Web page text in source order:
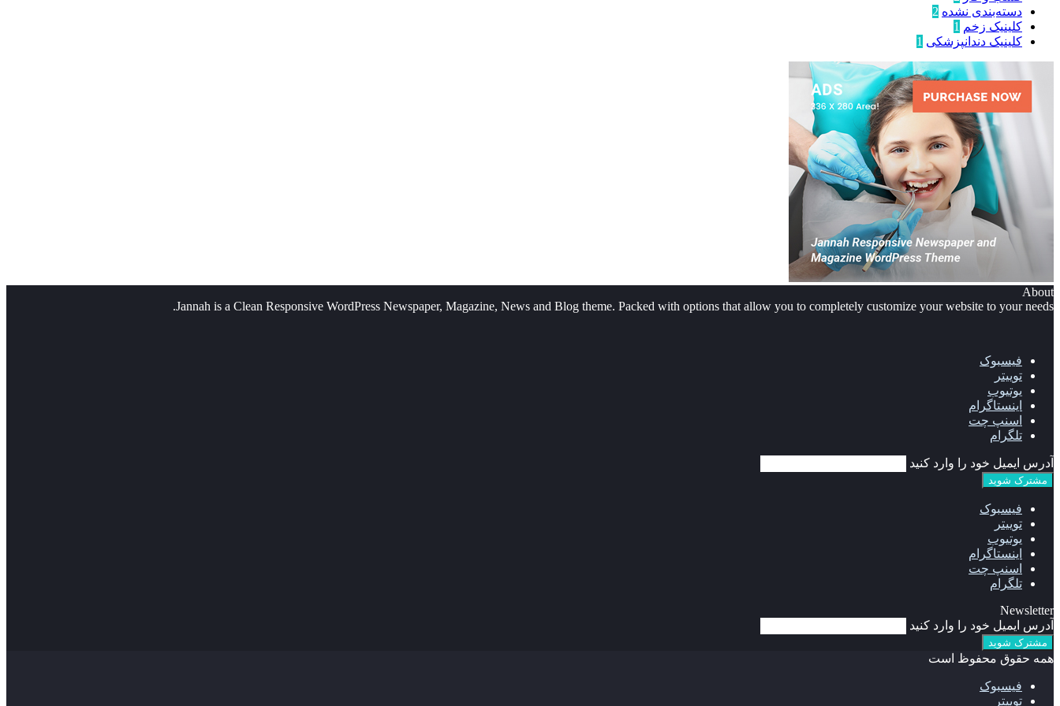
دسته‌بندی نشده 2
کلینیک زخم 1
کلینیک دندانپزشکی 1
About
Jannah is a Clean Responsive WordPress Newspaper, Magazine, News and Blog theme. Packed with options that allow you to completely customize your website to your needs.
فیسبوک
توییتر
یوتیوب
اینستاگرام
اسنپ چت
تلگرام
آدرس ایمیل خود را وارد کنید
فیسبوک
توییتر
یوتیوب
اینستاگرام
اسنپ چت
تلگرام
Newsletter
آدرس ایمیل خود را وارد کنید
همه حقوق محفوظ است
فیسبوک
توییتر